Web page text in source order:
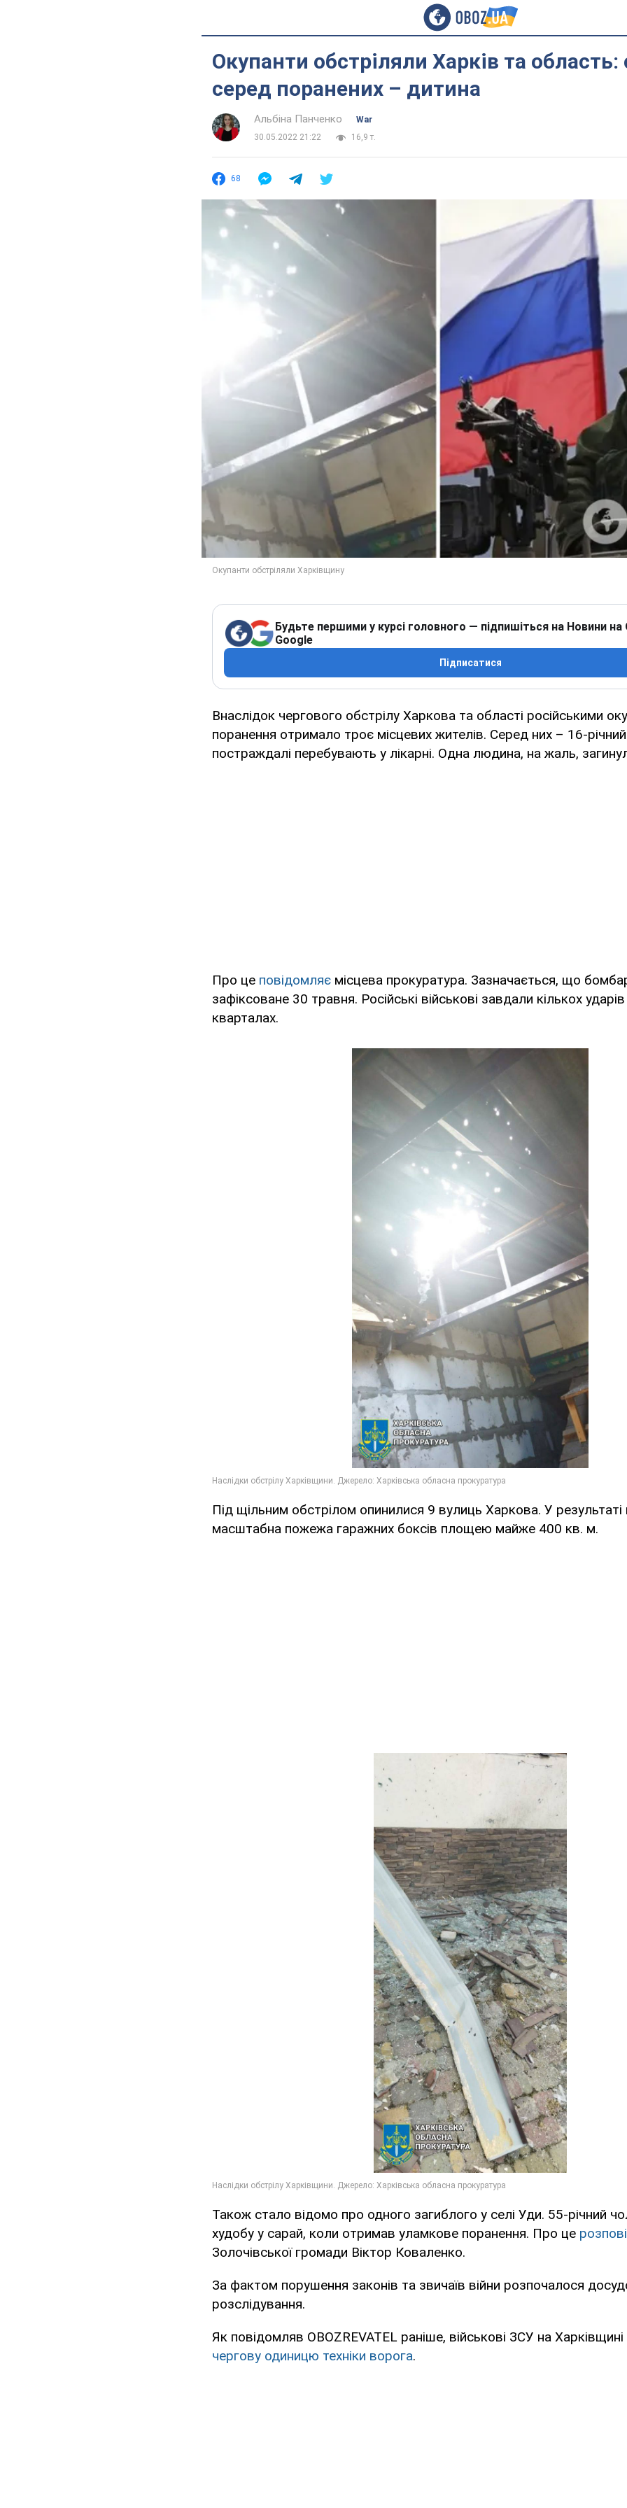
Окупанти обстріляли Харків та
серед поранених – дитина
Альбіна Панченко
War
30.05.2022 21:22
16,9 т.
68
Будьте першими у курсі головного — підпишіться на Новини на
Google
Підписатися
Внаслідок чергового обстрілу Харкова та області російськими
поранення отримало троє місцевих жителів. Серед них – 16-річний
постраждалі перебувають у лікарні. Одна людина, на жаль,
Про це повідомляє місцева прокуратура. Зазначається, що
зафіксоване 30 травня. Російські військові завдали кількох
кварталах.
Під щільним обстрілом опинилися 9 вулиць Харкова. У результаті
масштабна пожежа гаражних боксів площею майже 400 кв. м.
Також стало відомо про одного загиблого у селі Уди. 55-річний
худобу у сарай, коли отримав уламкове поранення. Про це
Золочівської громади Віктор Коваленко.
За фактом порушення законів та звичаїв війни розпочалося
розслідування.
Як повідомляв OBOZREVATEL раніше, військові ЗСУ на Харківщині
чергову одиницю техніки ворога.